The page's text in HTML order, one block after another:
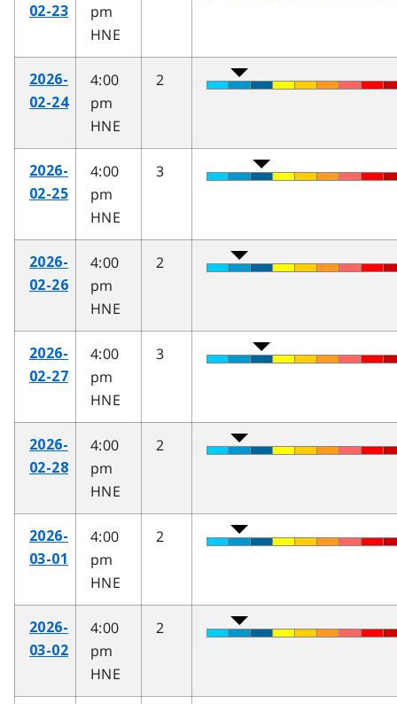
02-23
pm
HNE
2026-
02-24
4:00
pm
HNE
2
2026-
02-25
4:00
pm
HNE
3
2026-
02-26
4:00
pm
HNE
2
2026-
02-27
4:00
pm
HNE
3
2026-
02-28
4:00
pm
HNE
2
2026-
03-01
4:00
pm
HNE
2
2026-
03-02
4:00
pm
HNE
2